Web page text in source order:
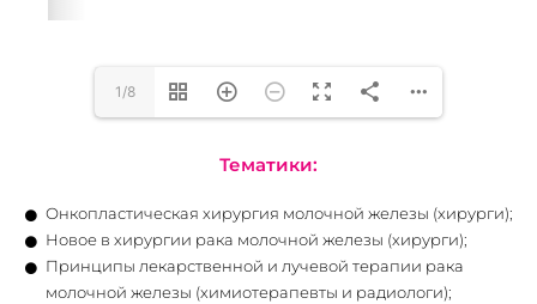
1/8
Тематики:
Онкопластическая хирургия молочной железы (хирурги);
Новое в хирургии рака молочной железы (хирурги);
Принципы лекарственной и лучевой терапии рака
молочной железы (химиотерапевты и радиологи);